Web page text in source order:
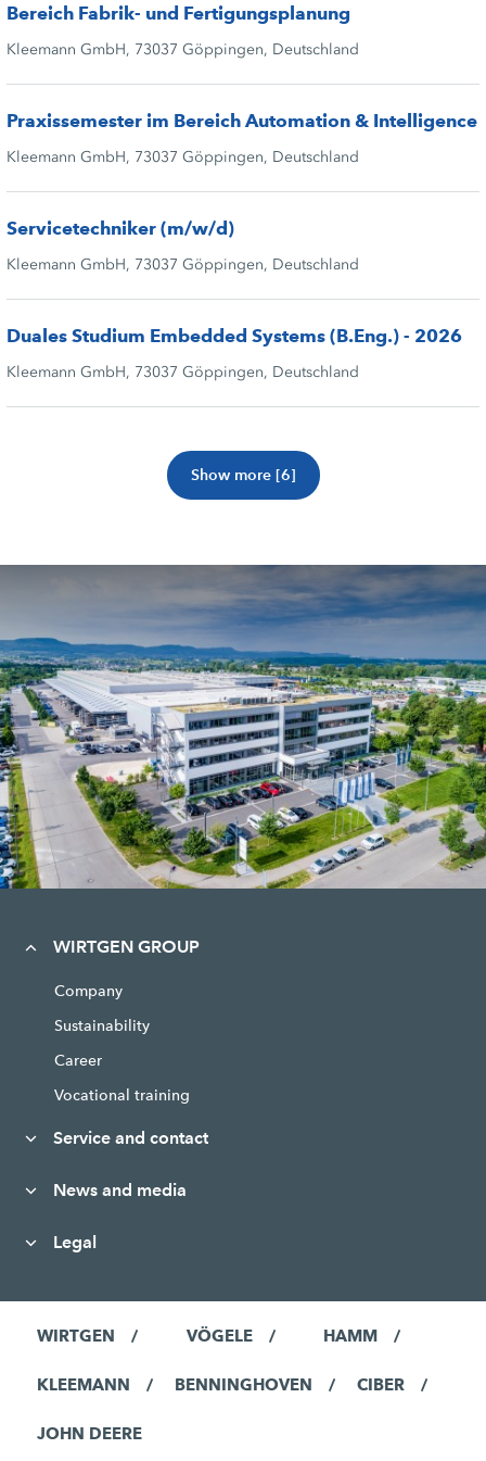
Bereich Fabrik- und Fertigungsplanung
Kleemann GmbH, 73037 Göppingen, Deutschland
Praxissemester im Bereich Automation & Intelligence
Kleemann GmbH, 73037 Göppingen, Deutschland
Servicetechniker (m/w/d)
Kleemann GmbH, 73037 Göppingen, Deutschland
Duales Studium Embedded Systems (B.Eng.) - 2026
Kleemann GmbH, 73037 Göppingen, Deutschland
Show more [6]
WIRTGEN GROUP
Company
Sustainability
Career
Vocational training
Service and contact
News and media
Legal
WIRTGEN VÖGELE HAMM
KLEEMANN BENNINGHOVEN CIBER
JOHN DEERE